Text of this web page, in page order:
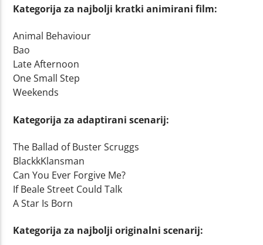
Kategorija za najbolji kratki animirani film:
Animal Behaviour
Bao
Late Afternoon
One Small Step
Weekends
Kategorija za adaptirani scenarij:
The Ballad of Buster Scruggs
BlackkKlansman
Can You Ever Forgive Me?
If Beale Street Could Talk
A Star Is Born
Kategorija za najbolji originalni scenarij: